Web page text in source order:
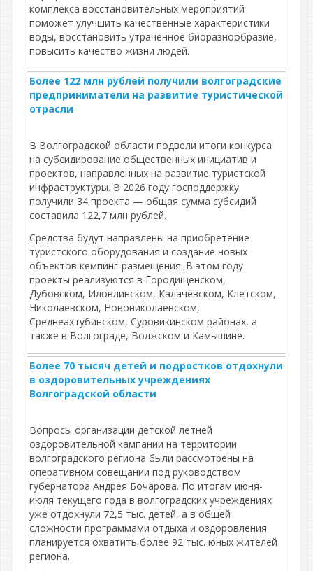
комплекса восстановительных мероприятий
поможет улучшить качественные характеристики
воды, восстановить утраченное биоразнообразие,
повысить качество жизни людей.
Более 122 млн рублей получили волгоградские
предприниматели на развитие туристической
отрасли
В Волгоградской области подвели итоги конкурса
на субсидирование общественных инициатив и
проектов, направленных на развитие туристской
инфраструктуры. В 2026 году господдержку
получили 34 проекта — общая сумма субсидий
составила 122,7 млн рублей.
Средства будут направлены на приобретение
туристского оборудования и создание новых
объектов кемпинг‑размещения. В этом году
проекты реализуются в Городищенском,
Дубовском, Иловлинском, Калачёвском, Клетском,
Николаевском, Новониколаевском,
Среднеахтубинском, Суровикинском районах, а
также в Волгограде, Волжском и Камышине.
Более 70 тысяч детей и подростков отдохнули
в оздоровительных учреждениях
Волгоградской области
Вопросы организации детской летней
оздоровительной кампании на территории
волгоградского региона были рассмотрены на
оперативном совещании под руководством
губернатора Андрея Бочарова. По итогам июня-
июля текущего года в волгоградских учреждениях
уже отдохнули 72,5 тыс. детей, а в общей
сложности программами отдыха и оздоровления
планируется охватить более 92 тыс. юных жителей
региона.